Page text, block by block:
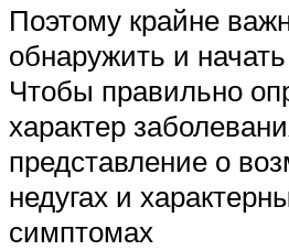
Поэтому крайне
обнаружить и
Чтобы правильно
характер
представление о
недугах и
симптомах